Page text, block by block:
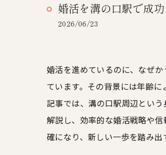
婚活を溝の口駅で成
2026/06/23
婚活を進めているのに、なぜ
ています。その背景には年齢
記事では、溝の口駅周辺とい
解説し、効率的な婚活戦略や
確になり、新しい一歩を踏み出